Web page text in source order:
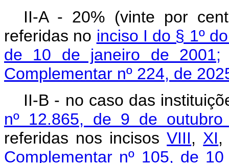
II-A - 20% (vinte por
referidas no inciso I do § 1º
de 10 de janeiro de 2001;
Complementar nº 224, de
II-B - no caso das
nº 12.865, de 9 de
referidas nos incisosVIII, XI
Complementar nº 105, de